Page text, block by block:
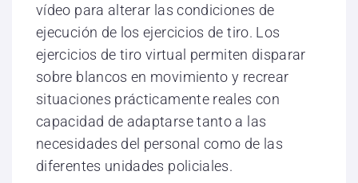
vídeo para alterar las condiciones de
ejecución de los ejercicios de tiro. Los
ejercicios de tiro virtual permiten disparar
sobre blancos en movimiento y recrear
situaciones prácticamente reales con
capacidad de adaptarse tanto a las
necesidades del personal como de las
diferentes unidades policiales.